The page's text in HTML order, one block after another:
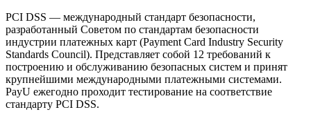
PCI DSS — международный стандарт безопасности,
разработанный Советом по стандартам безопасности
индустрии платежных карт (Payment Card Industry Security
Standards Council). Представляет собой 12 требований к
построению и обслуживанию безопасных систем и принят
крупнейшими международными платежными системами.
PayU ежегодно проходит тестирование на соответствие
стандарту PCI DSS.